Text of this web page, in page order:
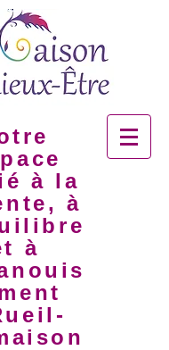
à la
à
à